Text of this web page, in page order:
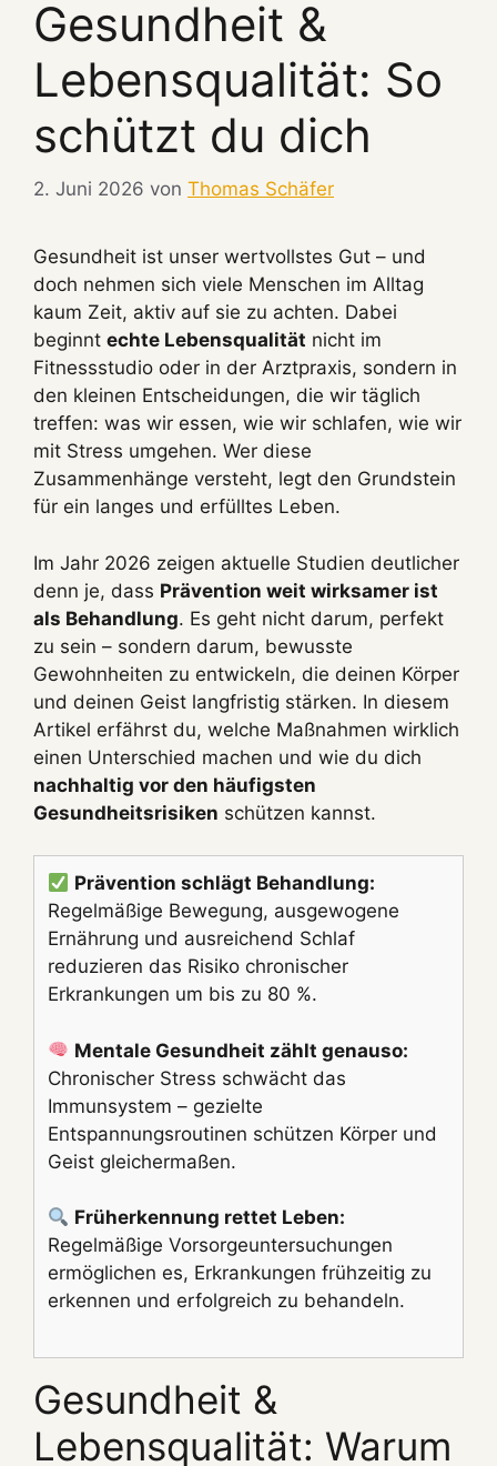
Gesundheit &
Lebensqualität: So
schützt du dich
2. Juni 2026 von Thomas Schäfer
Gesundheit ist unser wertvollstes Gut – und
doch nehmen sich viele Menschen im Alltag
kaum Zeit, aktiv auf sie zu achten. Dabei
beginnt echte Lebensqualität nicht im
Fitnessstudio oder in der Arztpraxis, sondern in
den kleinen Entscheidungen, die wir täglich
treffen: was wir essen, wie wir schlafen, wie wir
mit Stress umgehen. Wer diese
Zusammenhänge versteht, legt den Grundstein
für ein langes und erfülltes Leben.
Im Jahr 2026 zeigen aktuelle Studien deutlicher
denn je, dass Prävention weit wirksamer ist
als Behandlung. Es geht nicht darum, perfekt
zu sein – sondern darum, bewusste
Gewohnheiten zu entwickeln, die deinen Körper
und deinen Geist langfristig stärken. In diesem
Artikel erfährst du, welche Maßnahmen wirklich
einen Unterschied machen und wie du dich
nachhaltig vor den häufigsten
Gesundheitsrisiken schützen kannst.
Prävention schlägt Behandlung:
Regelmäßige Bewegung, ausgewogene
Ernährung und ausreichend Schlaf
reduzieren das Risiko chronischer
Erkrankungen um bis zu 80 %.
Mentale Gesundheit zählt genauso:
Chronischer Stress schwächt das
Immunsystem – gezielte
Entspannungsroutinen schützen Körper und
Geist gleichermaßen.
Früherkennung rettet Leben:
Regelmäßige Vorsorgeuntersuchungen
ermöglichen es, Erkrankungen frühzeitig zu
erkennen und erfolgreich zu behandeln.
Gesundheit &
Lebensqualität: Warum